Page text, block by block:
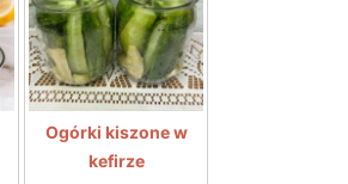
Ogórki kiszone w
kefirze